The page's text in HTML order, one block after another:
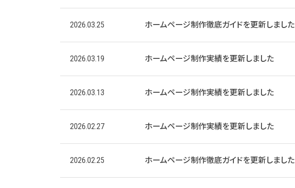
2026.03.25 ホームページ制作徹底ガイドを更新しました
2026.03.19 ホームページ制作実績を更新しました
2026.03.13 ホームページ制作実績を更新しました
2026.02.27 ホームページ制作実績を更新しました
2026.02.25 ホームページ制作徹底ガイドを更新しました